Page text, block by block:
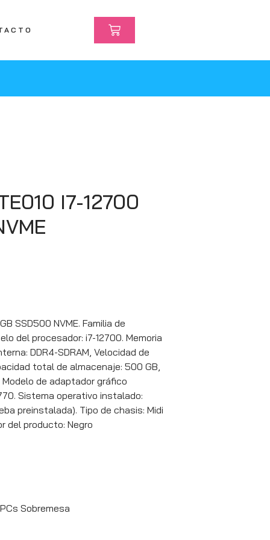
I7-12700
SSD500 NVME. Familia de
del procesador: i7-12700. Memoria
DDR4-SDRAM, Velocidad de
total de almacenaje: 500 GB,
de adaptador gráfico
Sistema operativo instalado:
preinstalada). Tipo de chasis: Midi
del producto: Negro
PCs Sobremesa